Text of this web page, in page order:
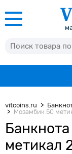
vitcoins.ru
Мозамбик 50
метикал